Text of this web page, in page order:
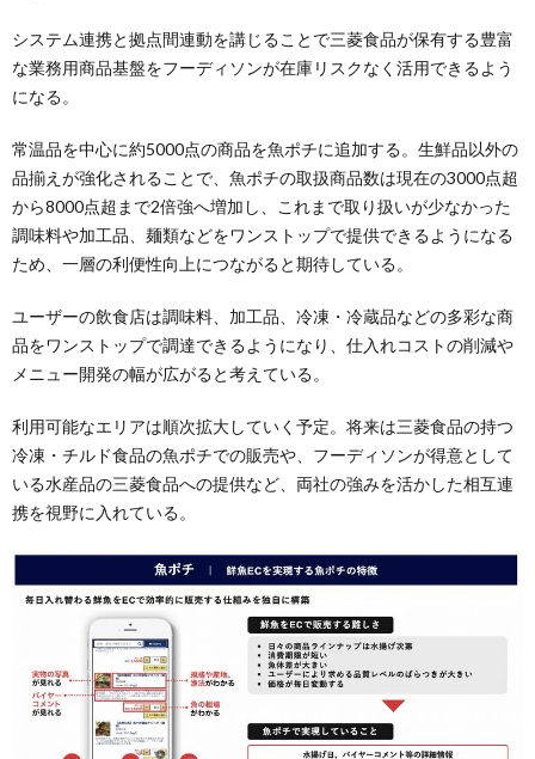
システム連携と拠点間連動を講じることで三菱食品が保有する豊富
な業務用商品基盤をフーディソンが在庫リスクなく活用できるよう
になる。
常温品を中心に約5000点の商品を魚ポチに追加する。生鮮品以外の
品揃えが強化されることで、魚ポチの取扱商品数は現在の3000点超
から8000点超まで2倍強へ増加し、これまで取り扱いが少なかった
調味料や加工品、麺類などをワンストップで提供できるようになる
ため、一層の利便性向上につながると期待している。
ユーザーの飲食店は調味料、加工品、冷凍・冷蔵品などの多彩な商
品をワンストップで調達できるようになり、仕入れコストの削減や
メニュー開発の幅が広がると考えている。
利用可能なエリアは順次拡大していく予定。将来は三菱食品の持つ
冷凍・チルド食品の魚ポチでの販売や、フーディソンが得意として
いる水産品の三菱食品への提供など、両社の強みを活かした相互連
携を視野に入れている。